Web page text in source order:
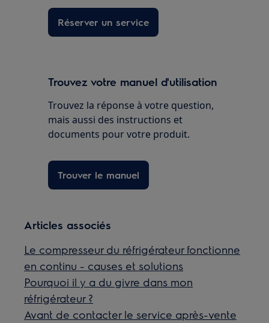
Réserver un service
Trouvez votre manuel d'utilisation
Trouvez la réponse à votre question,
mais aussi des instructions et
documents pour votre produit.
Trouver le manuel
Articles associés
Le compresseur du réfrigérateur fonctionne
en continu - causes et solutions
Pourquoi il y a du givre dans mon
réfrigérateur ?
Avant de contacter le service après-vente